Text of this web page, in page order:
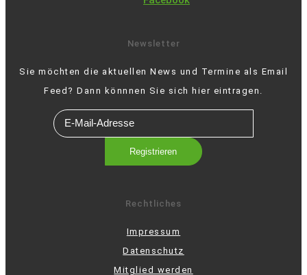
Newsletter
Sie möchten die aktuellen News und Termine als Email
Feed? Dann könnnen Sie sich hier eintragen.
Rechtliches
Impressum
Datenschutz
Mitglied werden